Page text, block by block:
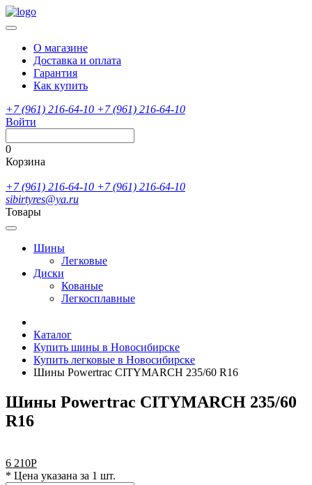
О магазине
Доставка и оплата
Гарантия
Как купить
+7 (961) 216-64-10 +7 (961) 216-64-10
Войти
0
Корзина
+7 (961) 216-64-10 +7 (961) 216-64-10
sibirtyres@ya.ru
Товары
Шины
Легковые
Диски
Кованые
Легкосплавные
Каталог
Купить шины в Новосибирске
Купить легковые в Новосибирске
Шины Powertrac CITYMARCH 235/60 R16
Шины Powertrac CITYMARCH 235/60
R16
6 210Р
* Цена указана за 1 шт.